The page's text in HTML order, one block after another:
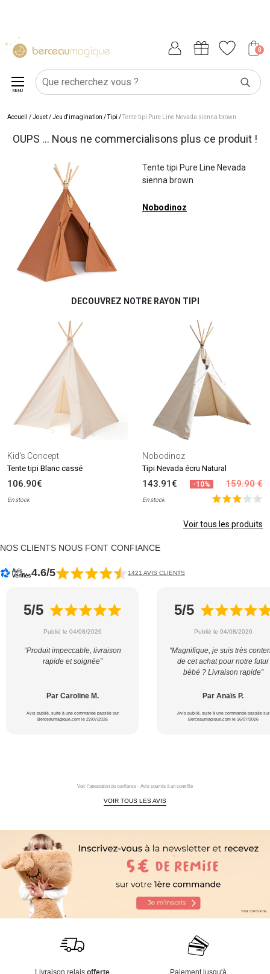
0
MENU
Accueil /Jouet/Jeu d'imagination /Tipi /Tente tipi Pure Line Nevada sienna brown
OUPS ... Nous ne commercialisons plus ce produit !
Tente tipi Pure Line Nevada
sienna brown
Nobodinoz
DECOUVREZ NOTRE RAYON TIPI
Kid's Concept
Tente tipi Blanc cassé
106.90€
En stock
Nobodinoz
Tipi Nevada écru Natural
143.91€ -10% 159.90 €
En stock
Voir tous les produits
NOS CLIENTS NOUS FONT CONFIANCE
4.6/5 1421 AVIS CLIENTS
5/5
Publié le 04/08/2026
“Produit impeccable, livraison
rapide et soignée”
Par Caroline M.
Avis publié, suite à une commande passée sur
Berceaumagique.com le 22/07/2026
5/5
Publié le 04/08/2026
“Magnifique, je suis très
de cet achat pour notre futur
bébé ? Livraison rapide”
Par Anaïs P.
Avis publié, suite à une commande passée sur
Berceaumagique.com le 16/07/2026
Voir l'attestation de confiance - Avis soumis à un contrôle
VOIR TOUS LES AVIS
Livraison relais offerte
Paiement jusqu'à